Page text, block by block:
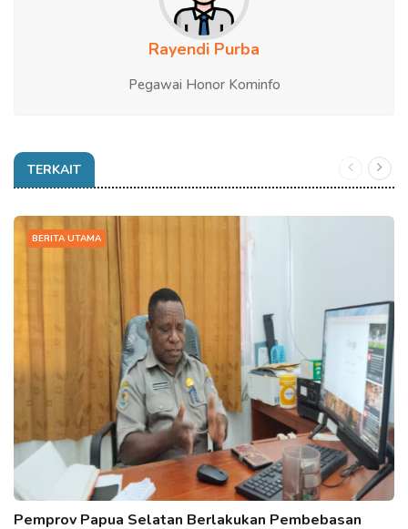
Rayendi Purba
Pegawai Honor Kominfo
TERKAIT
BERITA UTAMA
Pemprov Papua Selatan Berlakukan Pembebasan